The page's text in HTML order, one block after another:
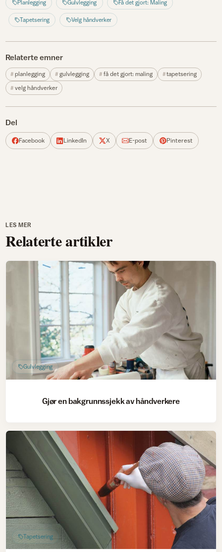
Planlegging Gulvlegging Få det gjort: Maling
Tapetsering Velg håndverker
Relaterte emner
planlegging gulvlegging få det gjort: maling
tapetsering
velg håndverker
Del
Facebook LinkedIn X E-post Pinterest
LES MER
Relaterte artikler
Gulvlegging
Gjør en bakgrunnssjekk av håndverkere
Tapetsering